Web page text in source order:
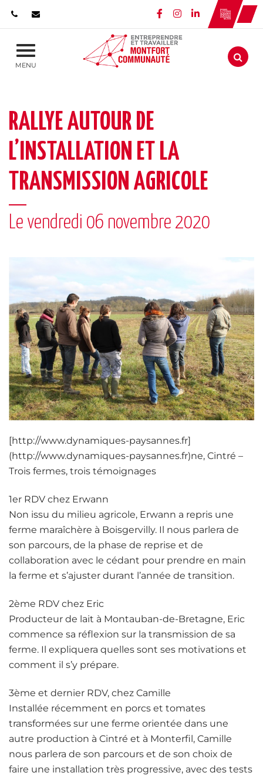
Lien vers le compte
Lien vers le
Lien vers le
MENU Aller
RALLYE AUTOUR DE
L’INSTALLATION ET LA
TRANSMISSION AGRICOLE
Le vendredi 06 novembre 2020
[http://www.dynamiques-paysannes.fr]
(http://www.dynamiques-paysannes.fr)ne, Cintré –
Trois fermes, trois témoignages
1er RDV chez Erwann
Non issu du milieu agricole, Erwann a repris une
ferme maraîchère à Boisgervilly. Il nous parlera de
son parcours, de la phase de reprise et de
collaboration avec le cédant pour prendre en main
la ferme et s’ajuster durant l’année de transition.
2ème RDV chez Eric
Producteur de lait à Montauban-de-Bretagne, Eric
commence sa réflexion sur la transmission de sa
ferme. Il expliquera quelles sont ses motivations et
comment il s’y prépare.
3ème et dernier RDV, chez Camille
Installée récemment en porcs et tomates
transformées sur une ferme orientée dans une
autre production à Cintré et à Monterfil, Camille
nous parlera de son parcours et de son choix de
faire une installation très progressive, avec des tests